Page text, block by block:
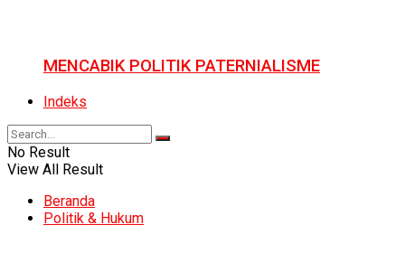
MENCABIK POLITIK PATERNIALISME
Indeks
No Result
View All Result
Beranda
Politik & Hukum